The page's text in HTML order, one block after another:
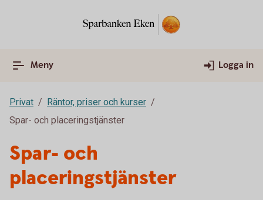
Meny Logga in
Privat
Räntor, priser och kurser
Spar- och placeringstjänster
Spar- och
placeringstjänster